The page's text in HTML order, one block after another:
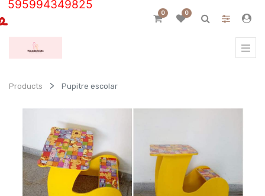
0 0
595994349825
Products Pupitre escolar